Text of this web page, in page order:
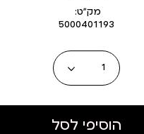
מוצרמק״ט:
5000401193
כמות
הוסיפי לסל